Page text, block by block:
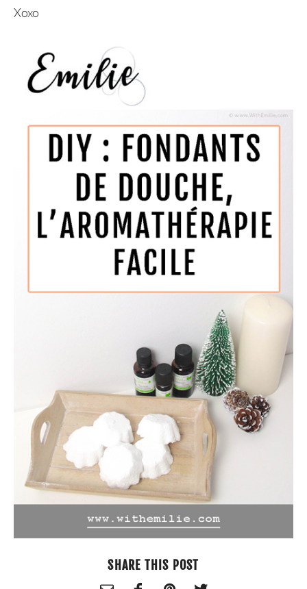
Xoxo
SHARE THIS POST